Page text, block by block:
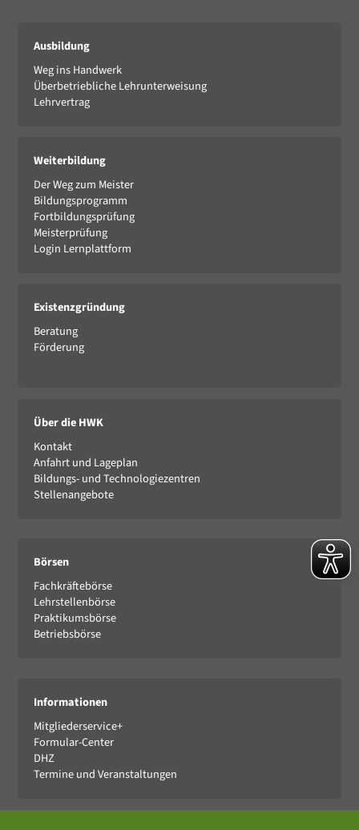
Ausbildung
Weg ins Handwerk
Überbetriebliche Lehrunterweisung
Lehrvertrag
Weiterbildung
Der Weg zum Meister
Bildungsprogramm
Fortbildungsprüfung
Meisterprüfung
Login Lernplattform
Existenzgründung
Beratung
Förderung
Über die HWK
Kontakt
Anfahrt und Lageplan
Bildungs- und Technologiezentren
Stellenangebote
Börsen
Fachkräftebörse
Lehrstellenbörse
Praktikumsbörse
Betriebsbörse
Informationen
Mitgliederservice+
Formular-Center
DHZ
Termine und Veranstaltungen